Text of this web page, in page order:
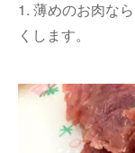
1. 薄めのお肉な
くします。